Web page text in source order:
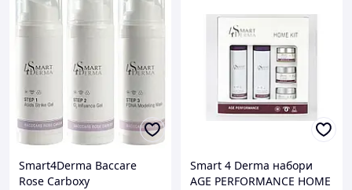
Smart4Derma Baccare
Rose Carboxy
Smart 4 Derma набори
AGE PERFORMANCE HOME